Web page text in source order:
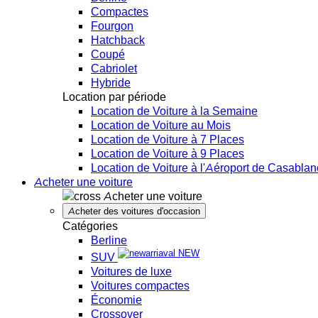
Compactes
Fourgon
Hatchback
Coupé
Cabriolet
Hybride
Location par période
Location de Voiture à la Semaine
Location de Voiture au Mois
Location de Voiture à 7 Places
Location de Voiture à 9 Places
Location de Voiture à l'Aéroport de
Acheter une voiture
Acheter une voiture
Acheter des voitures d'occasion
Catégories
Berline
SUV
NEW
Voitures de luxe
Voitures compactes
Économie
Crossover